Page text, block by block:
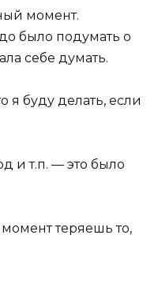
момент.
было подумать о
себе думать.
я буду делать, если
и т.п. — это было
теряешь то,